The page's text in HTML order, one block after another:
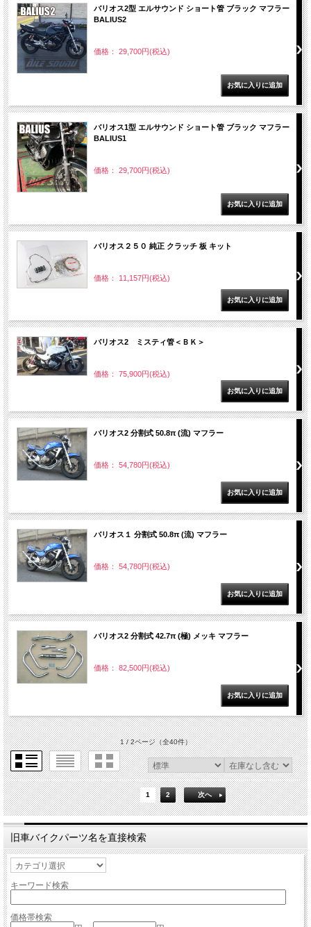
バリオス2型 エルサウンド ショート管 ブラック マフラー
BALIUS2
価格： 29,700円(税込)
バリオス1型 エルサウンド ショート管 ブラック マフラー
BALIUS1
価格： 29,700円(税込)
バリオス２５０ 純正 クラッチ 板 キット
価格： 11,157円(税込)
バリオス2 ミスティ管＜ＢＫ＞
価格： 75,900円(税込)
バリオス2 分割式 50.8π (流) マフラー
価格： 54,780円(税込)
バリオス１ 分割式 50.8π (流) マフラー
価格： 54,780円(税込)
バリオス2 分割式 42.7π (極) メッキ マフラー
価格： 82,500円(税込)
1 / 2ページ（全40件）
1 2 次へ
旧車バイクパーツ名を直接検索
キーワード検索
価格帯検索